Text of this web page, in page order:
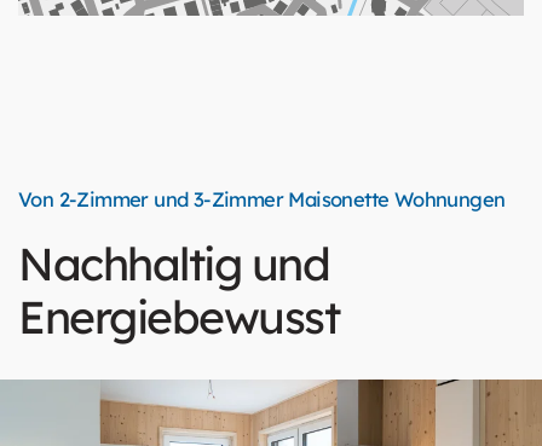
Von 2-Zimmer und 3-Zimmer Maisonette Wohnungen
Nachhaltig und
Energiebewusst